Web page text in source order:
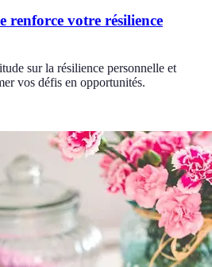
renforce votre résilience
sur la résilience personnelle et
vos défis en opportunités.